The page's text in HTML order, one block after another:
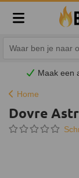
Maak een
Home
Dovre